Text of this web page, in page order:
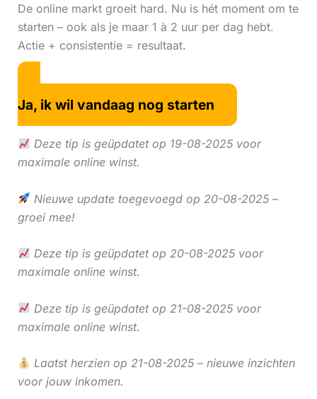
De online markt groeit hard. Nu is hét moment om te
starten – ook als je maar 1 à 2 uur per dag hebt.
Actie + consistentie = resultaat.
Ja, ik wil vandaag nog starten
Deze tip is geüpdatet op 19-08-2025 voor
maximale online winst.
Nieuwe update toegevoegd op 20-08-2025 –
groei mee!
Deze tip is geüpdatet op 20-08-2025 voor
maximale online winst.
Deze tip is geüpdatet op 21-08-2025 voor
maximale online winst.
Laatst herzien op 21-08-2025 – nieuwe inzichten
voor jouw inkomen.